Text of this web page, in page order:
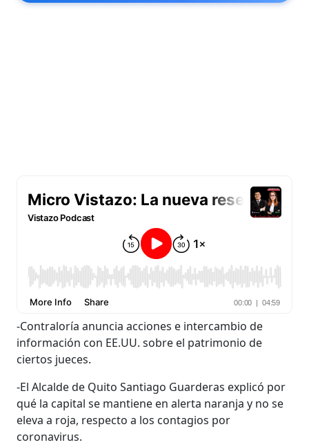
-Contraloría anuncia acciones e intercambio de
información con EE.UU. sobre el patrimonio de
ciertos jueces.
-El Alcalde de Quito Santiago Guarderas explicó por
qué la capital se mantiene en alerta naranja y no se
eleva a roja, respecto a los contagios por
coronavirus.